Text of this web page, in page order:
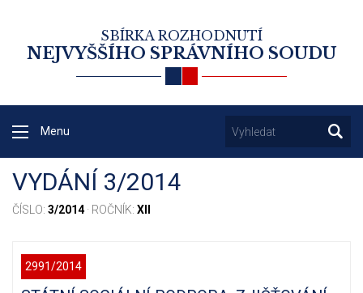
SBÍRKA ROZHODNUTÍ
NEJVYŠŠÍHO SPRÁVNÍHO SOUDU
Menu
VYDÁNÍ 3/2014
ČÍSLO: 3/2014· ROČNÍK: XII
2991/2014